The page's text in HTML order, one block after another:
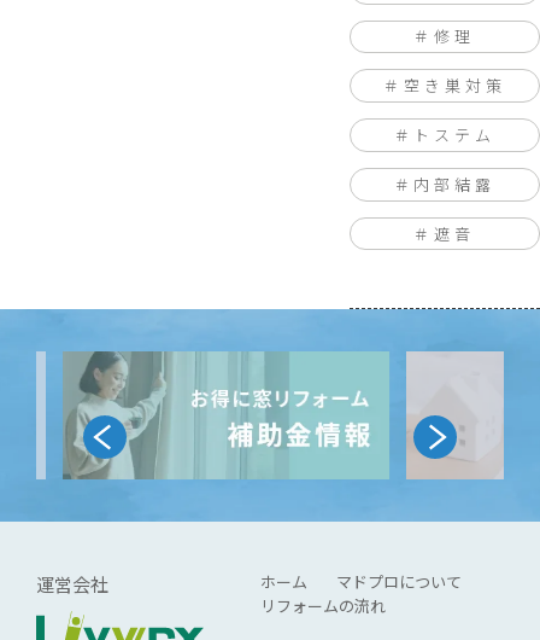
修理
空き巣対策
トステム
内部結露
遮音
運営会社 ホーム
マドプロについて
リフォームの流れ